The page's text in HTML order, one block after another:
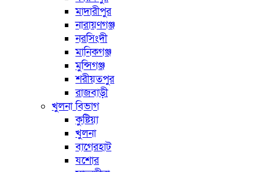
মাদারীপুর
নারায়ণগঞ্জ
নরসিংদী
মানিকগঞ্জ
মুন্সিগঞ্জ
শরীয়তপুর
রাজবাড়ী
খুলনা বিভাগ
কুষ্টিয়া
খুলনা
বাগেরহাট
যশোর